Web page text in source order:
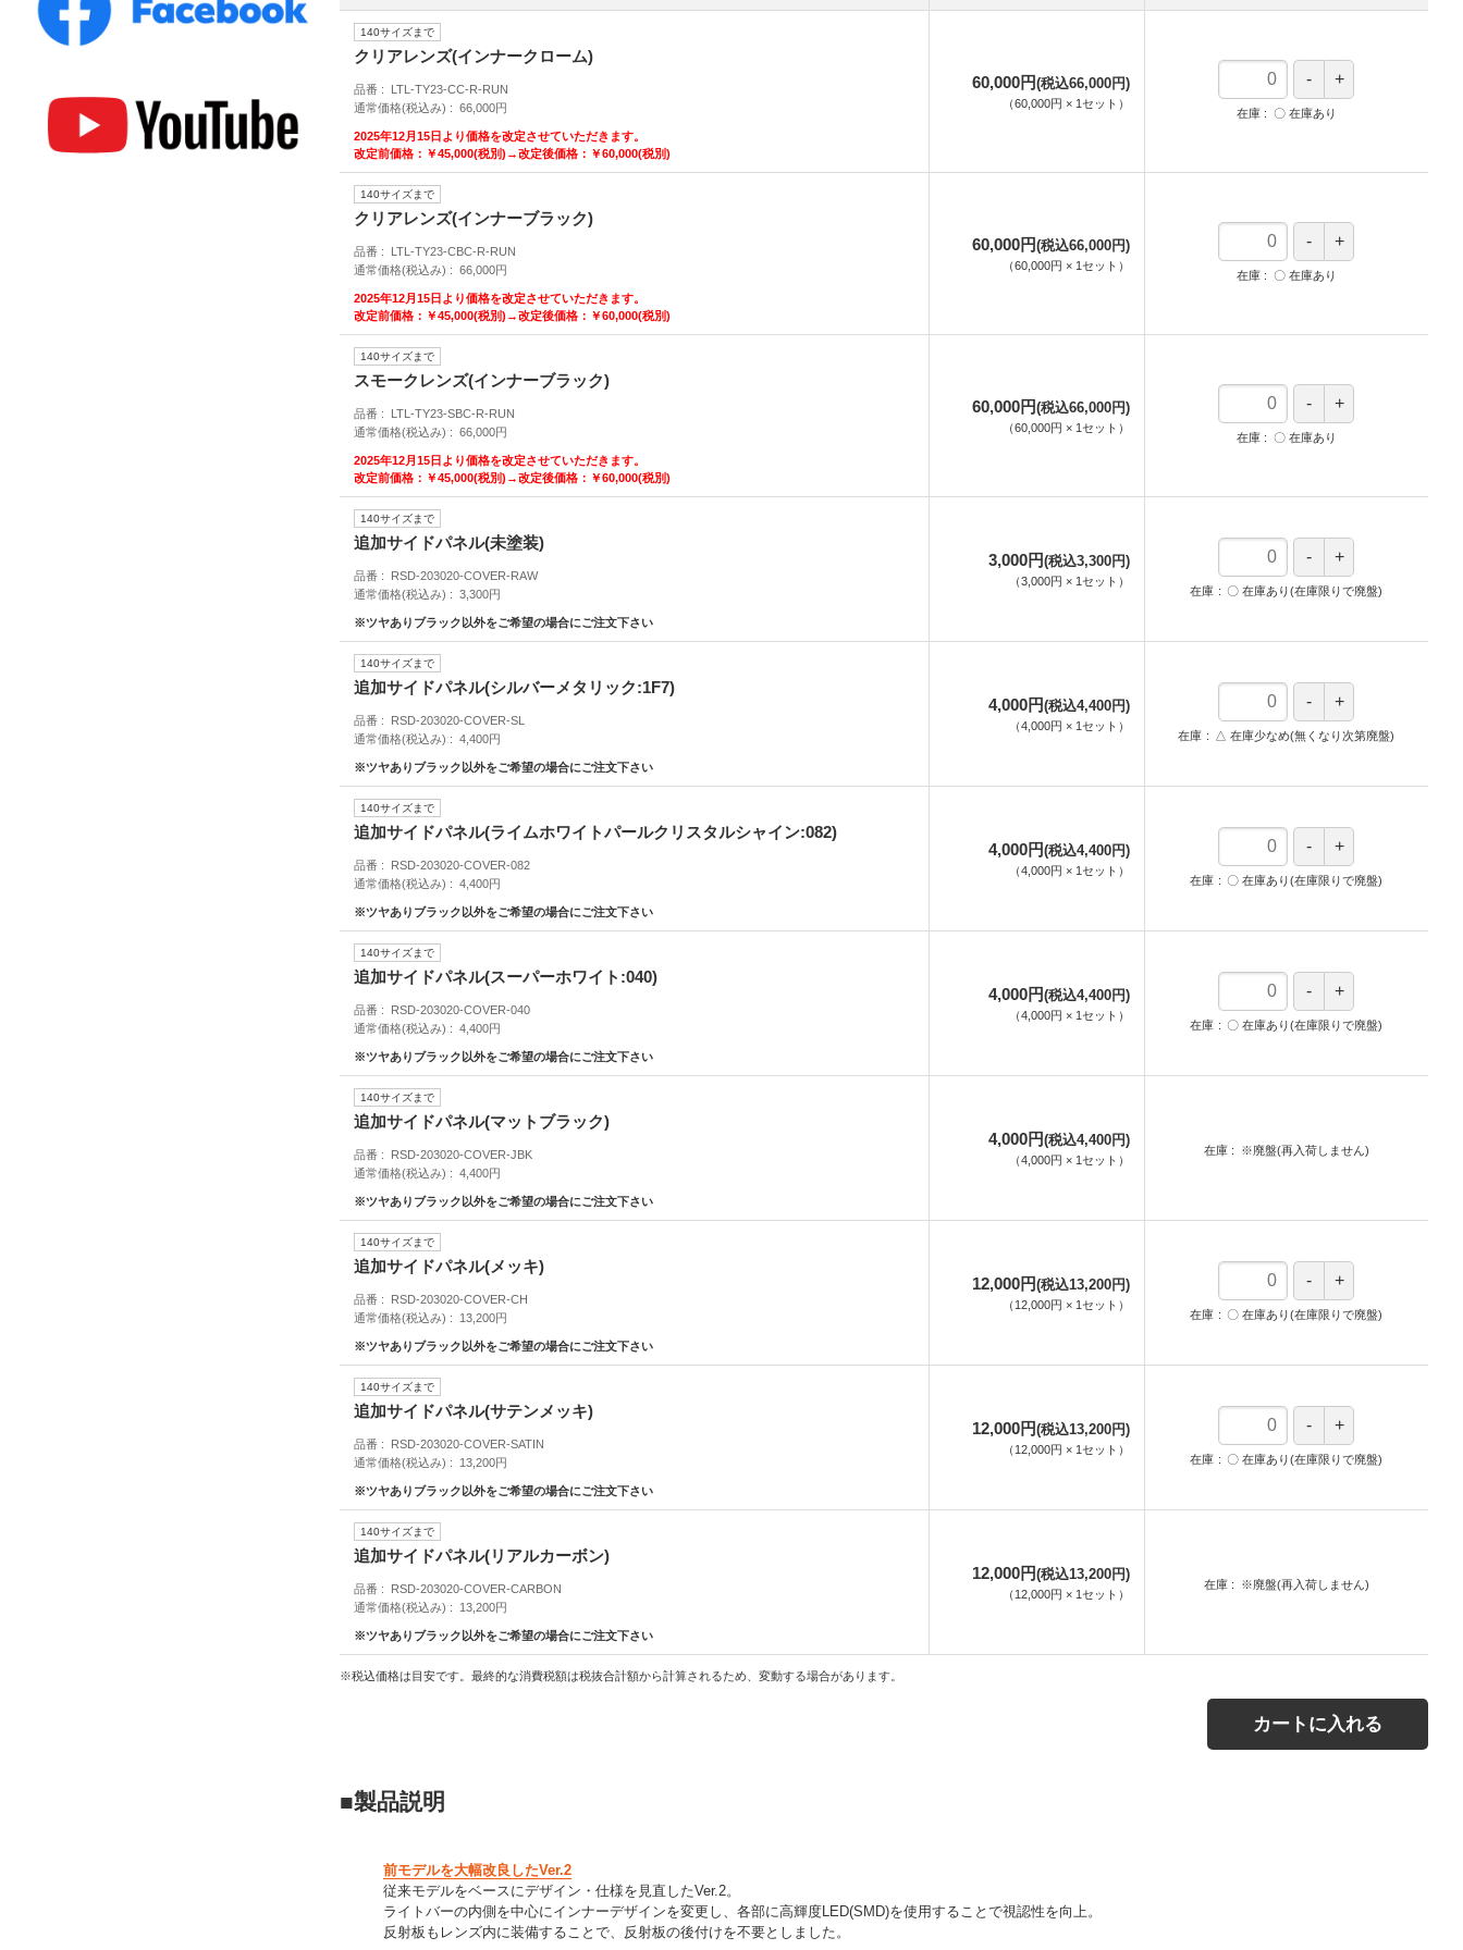
140サイズまで
クリアレンズ(インナークローム)
品番
LTL-TY23-CC-R-RUN
通常価格(税込み)
66,000円
2025年12月15日より価格を改定させていただきます。
改定前価格：￥45,000(税別)→改定後価格：￥60,000(税別)
60,000円(税込66,000円)
（60,000円 × 1セット ）
在庫 〇 在庫あり
140サイズまで
クリアレンズ(インナーブラック)
品番
LTL-TY23-CBC-R-RUN
通常価格(税込み)
66,000円
2025年12月15日より価格を改定させていただきます。
改定前価格：￥45,000(税別)→改定後価格：￥60,000(税別)
60,000円(税込66,000円)
（60,000円 × 1セット ）
在庫 〇 在庫あり
140サイズまで
スモークレンズ(インナーブラック)
品番
LTL-TY23-SBC-R-RUN
通常価格(税込み)
66,000円
2025年12月15日より価格を改定させていただきます。
改定前価格：￥45,000(税別)→改定後価格：￥60,000(税別)
60,000円(税込66,000円)
（60,000円 × 1セット ）
在庫 〇 在庫あり
140サイズまで
追加サイドパネル(未塗装)
品番
RSD-203020-COVER-RAW
通常価格(税込み)
3,300円
※ツヤありブラック以外をご希望の場合にご注文下さい
3,000円(税込3,300円)
（3,000円 × 1セット ）
在庫 〇 在庫あり(在庫限りで廃盤)
140サイズまで
追加サイドパネル(シルバーメタリック:1F7)
品番
RSD-203020-COVER-SL
通常価格(税込み)
4,400円
※ツヤありブラック以外をご希望の場合にご注文下さい
4,000円(税込4,400円)
（4,000円 × 1セット ）
在庫 △ 在庫少なめ(無くなり次第廃盤)
140サイズまで
追加サイドパネル(ライムホワイトパールクリスタルシャイン:082)
品番
RSD-203020-COVER-082
通常価格(税込み)
4,400円
※ツヤありブラック以外をご希望の場合にご注文下さい
4,000円(税込4,400円)
（4,000円 × 1セット ）
在庫 〇 在庫あり(在庫限りで廃盤)
140サイズまで
追加サイドパネル(スーパーホワイト:040)
品番
RSD-203020-COVER-040
通常価格(税込み)
4,400円
※ツヤありブラック以外をご希望の場合にご注文下さい
4,000円(税込4,400円)
（4,000円 × 1セット ）
在庫 〇 在庫あり(在庫限りで廃盤)
140サイズまで
追加サイドパネル(マットブラック)
品番
RSD-203020-COVER-JBK
通常価格(税込み)
4,400円
※ツヤありブラック以外をご希望の場合にご注文下さい
4,000円(税込4,400円)
（4,000円 × 1セット ）
在庫 ※廃盤(再入荷しません)
140サイズまで
追加サイドパネル(メッキ)
品番
RSD-203020-COVER-CH
通常価格(税込み)
13,200円
※ツヤありブラック以外をご希望の場合にご注文下さい
12,000円(税込13,200円)
（ 12,000円 × 1セット ）
在庫 〇 在庫あり(在庫限りで廃盤)
140サイズまで
追加サイドパネル(サテンメッキ)
品番
RSD-203020-COVER-SATIN
通常価格(税込み)
13,200円
※ツヤありブラック以外をご希望の場合にご注文下さい
12,000円(税込13,200円)
（ 12,000円 × 1セット ）
在庫 〇 在庫あり(在庫限りで廃盤)
140サイズまで
追加サイドパネル(リアルカーボン)
品番
RSD-203020-COVER-CARBON
通常価格(税込み)
13,200円
※ツヤありブラック以外をご希望の場合にご注文下さい
12,000円(税込13,200円)
（ 12,000円 × 1セット ）
在庫 ※廃盤(再入荷しません)
※税込価格は目安です。最終的な消費税額は税抜合計額から計算されるため、変動する場合があります。
カートに入れる
■製品説明
前モデルを大幅改良したVer.2
従来モデルをベースにデザイン・仕様を見直したVer.2。
ライトバーの内側を中心にインナーデザインを変更し、各部に高輝度LED(SMD)を使用することで視認性を向上。
反射板もレンズ内に装備することで、反射板の後付けを不要としました。